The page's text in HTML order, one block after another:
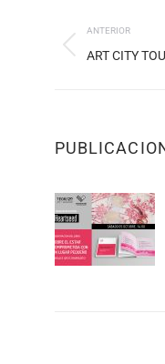
ENTRE
ANTERIOR
Publicación
ART CITY